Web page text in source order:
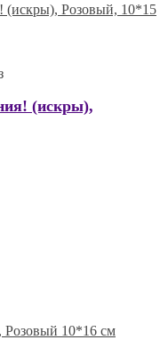
(искры),